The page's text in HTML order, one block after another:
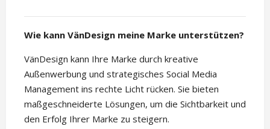
Wie kann VänDesign meine Marke unterstützen?
VänDesign kann Ihre Marke durch kreative
Außenwerbung und strategisches Social Media
Management ins rechte Licht rücken. Sie bieten
maßgeschneiderte Lösungen, um die Sichtbarkeit und
den Erfolg Ihrer Marke zu steigern.